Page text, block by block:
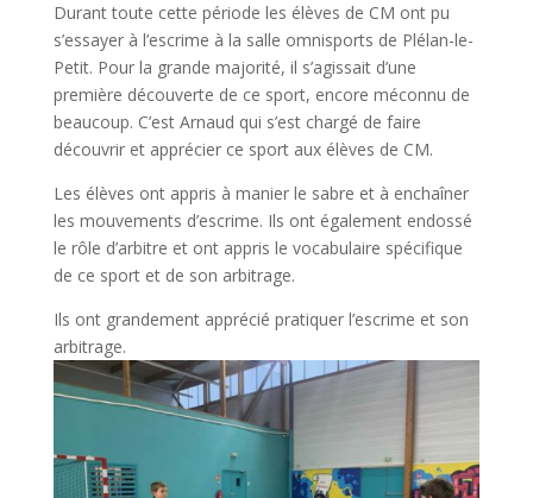
Durant toute cette période les élèves de CM ont pu
s’essayer à l’escrime à la salle omnisports de Plélan-le-
Petit. Pour la grande majorité, il s’agissait d’une
première découverte de ce sport, encore méconnu de
beaucoup. C’est Arnaud qui s’est chargé de faire
découvrir et apprécier ce sport aux élèves de CM.
Les élèves ont appris à manier le sabre et à enchaîner
les mouvements d’escrime. Ils ont également endossé
le rôle d’arbitre et ont appris le vocabulaire spécifique
de ce sport et de son arbitrage.
Ils ont grandement apprécié pratiquer l’escrime et son
arbitrage.